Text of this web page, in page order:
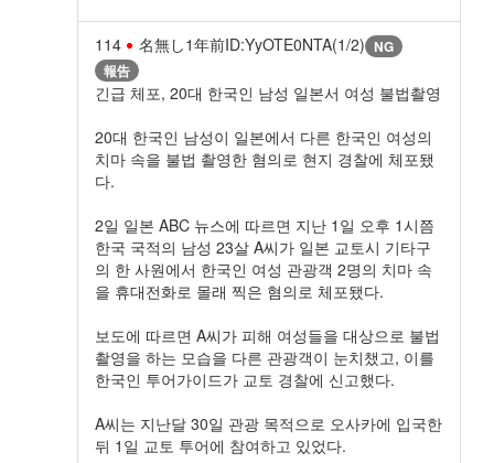
114 名無し1年前ID:YyOTE0NTA(1/2) NG
報告
긴급 체포, 20대 한국인 남성 일본서 여성 불법촬영
20대 한국인 남성이 일본에서 다른 한국인 여성의
치마 속을 불법 촬영한 혐의로 현지 경찰에 체포됐
다.
2일 일본 ABC 뉴스에 따르면 지난 1일 오후 1시쯤
한국 국적의 남성 23살 A씨가 일본 교토시 기타구
의 한 사원에서 한국인 여성 관광객 2명의 치마 속
을 휴대전화로 몰래 찍은 혐의로 체포됐다.
보도에 따르면 A씨가 피해 여성들을 대상으로 불법
촬영을 하는 모습을 다른 관광객이 눈치챘고, 이를
한국인 투어가이드가 교토 경찰에 신고했다.
A씨는 지난달 30일 관광 목적으로 오사카에 입국한
뒤 1일 교토 투어에 참여하고 있었다.